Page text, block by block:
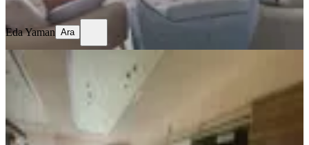
Ara
Eda Yaman Ara
YENİ
Özhan'dan Yukarı Çöşnük
Mahallesin'de 4+1 Satılık Daire
4+1 · 1. Kat ·03.08.2026